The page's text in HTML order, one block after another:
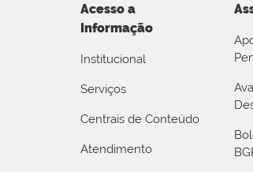
Acesso a
Informação
Institucional
Serviços
Centrais de Conteúdo
Atendimento